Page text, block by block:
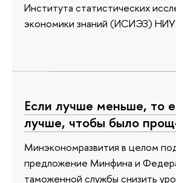
Института статистических
экономики знаний (ИСИЭЗ)
Если лучше меньше, то
лучше, чтобы было
Минэкономразвития в целом
предложение Минфина и
таможенной службы снизить